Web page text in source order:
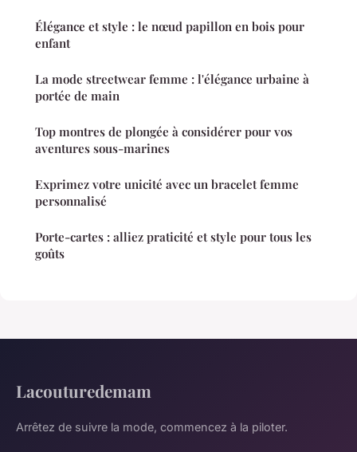
Élégance et style : le nœud papillon en bois pour
enfant
La mode streetwear femme : l'élégance urbaine à
portée de main
Top montres de plongée à considérer pour vos
aventures sous-marines
Exprimez votre unicité avec un bracelet femme
personnalisé
Porte-cartes : alliez praticité et style pour tous les
goûts
Lacouturedemam
Arrêtez de suivre la mode, commencez à la piloter.